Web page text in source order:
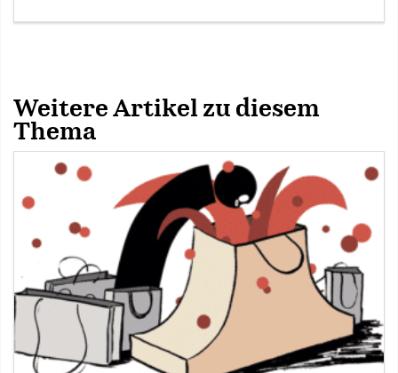
Weitere Artikel zu diesem
Thema